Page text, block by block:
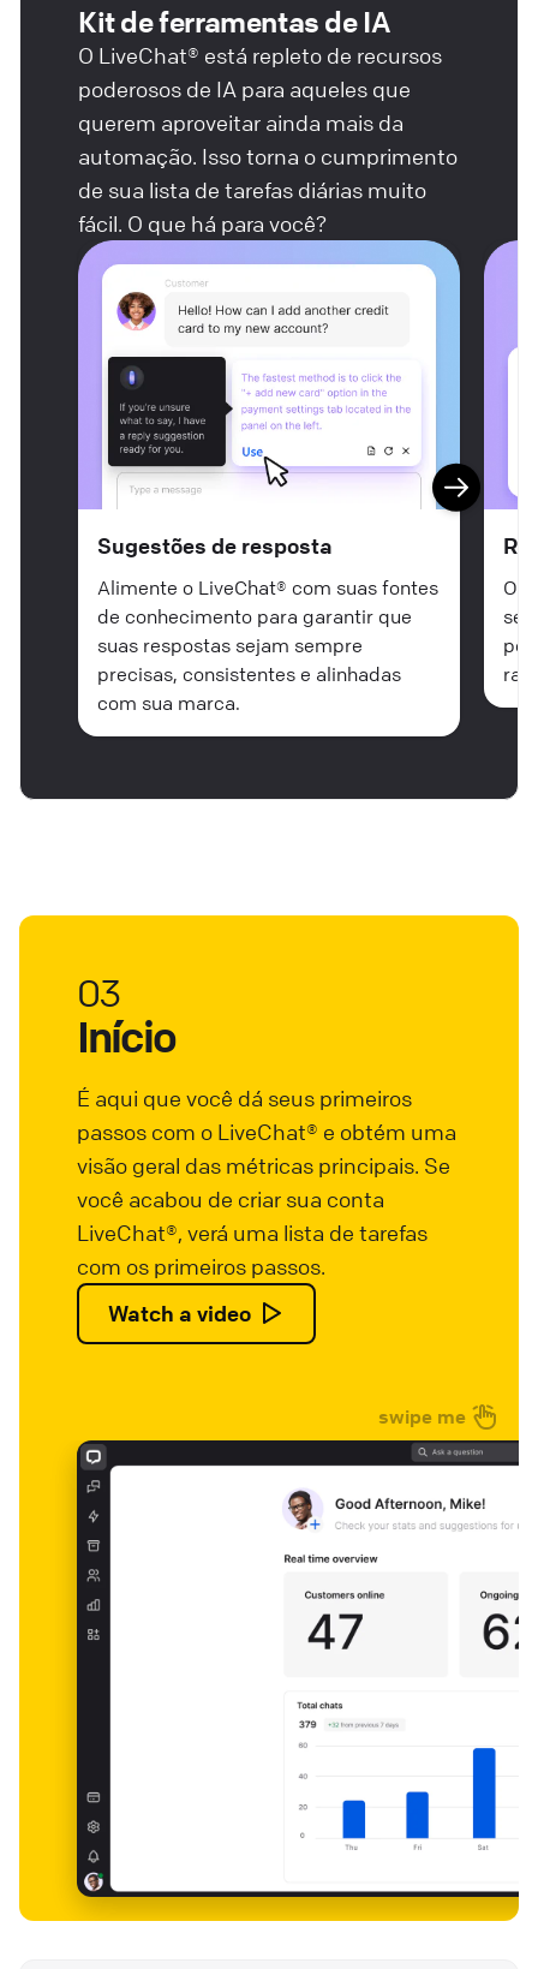
Kit de ferramentas de IA
O LiveChat® está repleto de recursos
poderosos de IA para aqueles que
querem aproveitar ainda mais da
automação. Isso torna o cumprimento
de sua lista de tarefas diárias muito
fácil. O que há para você?
Sugestões de resposta
Alimente o LiveChat® com suas fontes
de conhecimento para garantir que
suas respostas sejam sempre
precisas, consistentes e alinhadas
com sua marca.
Início
03
É aqui que você dá seus primeiros
passos com o LiveChat® e obtém uma
visão geral das métricas principais. Se
você acabou de criar sua conta
LiveChat®, verá uma lista de tarefas
com os primeiros passos.
Watch a video
swipe me